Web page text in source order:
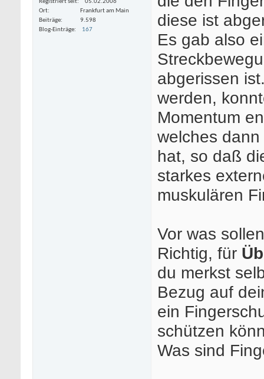
Registriert seit
05.02.2006
Ort
Frankfurt am Main
Beiträge
9.598
Blog-Einträge
167
diese ist
Es gab also
abgerissen
werden,
Momentum
welches
hat, so daß
starkes
muskulären
Vor was
Richtig, für
du merkst
Bezug auf
ein
schützen
Was sind